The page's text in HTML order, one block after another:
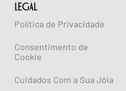
lEGAL
Política de Privacidade
Consentimento de
Cookie
Cuidados Com a Sua Jóia